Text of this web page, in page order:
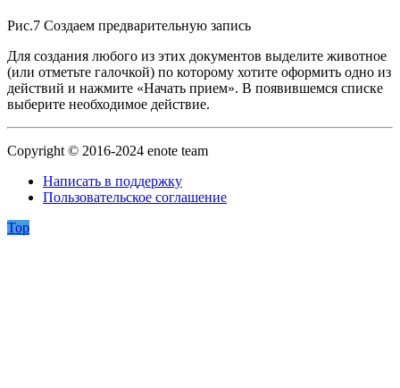
Рис.7 Создаем предварительную запись
Для создания любого из этих документов выделите животное
(или отметьте галочкой) по которому хотите оформить одно из
действий и нажмите «Начать прием». В появившемся списке
выберите необходимое действие.
Copyright © 2016-2024 enote team
Написать в поддержку
Пользовательское соглашение
Top